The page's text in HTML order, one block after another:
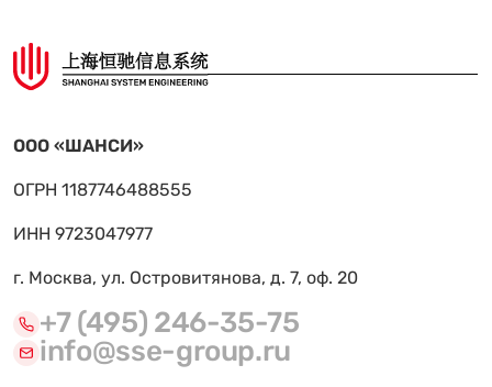
ООО «ШАНСИ»
ОГРН 1187746488555
ИНН 9723047977
г. Москва, ул. Островитянова, д. 7, оф. 20
+7 (495) 246-35-75
info@sse-group.ru